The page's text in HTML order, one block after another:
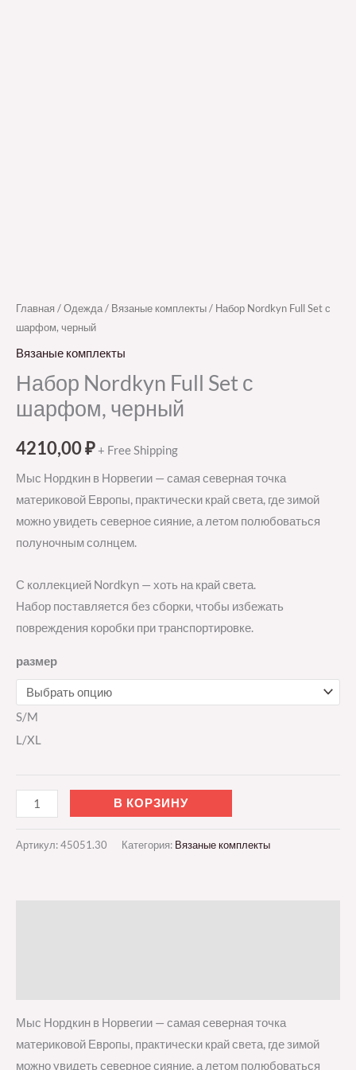
Главная /Одежда/ Вязаные комплекты/ Набор Nordkyn Full Set с
шарфом, черный
Вязаные комплекты
Набор Nordkyn Full Set с
шарфом, черный
4210,00₽+ Free Shipping
Мыс Нордкин в Норвегии — самая северная точка
материковой Европы, практически край света, где зимой
можно увидеть северное сияние, а летом полюбоваться
полуночным солнцем.
С коллекцией Nordkyn — хоть на край света.
Набор поставляется без сборки, чтобы избежать
повреждения коробки при транспортировке.
размер
S/M
L/XL
В КОРЗИНУ
Артикул:45051.30 Категория: Вязаные комплекты
Мыс Нордкин в Норвегии — самая северная точка
материковой Европы, практически край света, где зимой
можно увидеть северное сияние, а летом полюбоваться